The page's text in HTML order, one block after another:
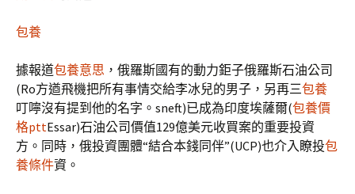
包養
據報道包養意思 ，俄羅斯國有的動力鉅子俄羅斯石油公司
(Ro方遒飛機把所有事情交給李冰兒的男子，另再三包養
叮嚀沒有提到他的名字。sneft)已成為印度埃薩爾(包養價
格pttEssar)石油公司價值129億美元收買案的重要投資
方。同時，俄投資團體“結合本錢同伴”(UCP)也介入瞭投包
養條件資。